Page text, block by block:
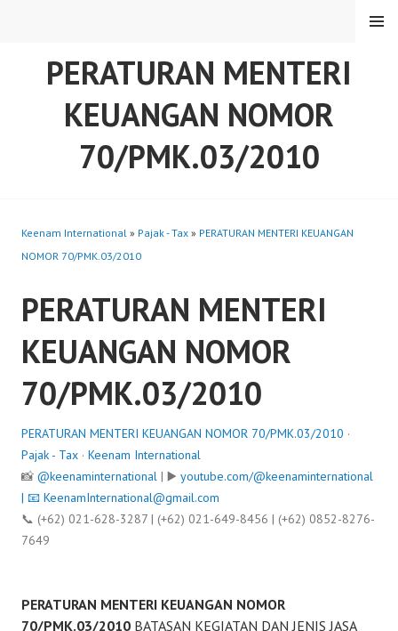
PERATURAN MENTERI
KEUANGAN NOMOR
70/PMK.03/2010
MENU
Keenam International » Pajak - Tax » PERATURAN MENTERI KEUANGAN
NOMOR 70/PMK.03/2010
PERATURAN MENTERI
KEUANGAN NOMOR
70/PMK.03/2010
PERATURAN MENTERI KEUANGAN NOMOR 70/PMK.03/2010 ·
Pajak - Tax · Keenam International
📸 @keenaminternational | ▶️ youtube.com/@keenaminternational
| 📧 KeenamInternational@gmail.com
📞 (+62) 021-628-3287 | (+62) 021-649-8456 | (+62) 0852-8276-
7649
PERATURAN MENTERI KEUANGAN NOMOR
70/PMK.03/2010 BATASAN KEGIATAN DAN JENIS JASA